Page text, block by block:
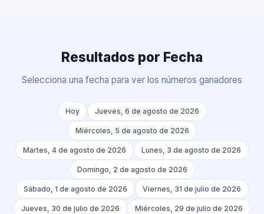
Resultados por Fecha
Selecciona una fecha para ver los números ganadores
Hoy Jueves, 6 de agosto de 2026
Miércoles, 5 de agosto de 2026
Martes, 4 de agosto de 2026 Lunes, 3 de agosto de 2026
Domingo, 2 de agosto de 2026
Sábado, 1 de agosto de 2026 Viernes, 31 de julio de 2026
Jueves, 30 de julio de 2026 Miércoles, 29 de julio de 2026